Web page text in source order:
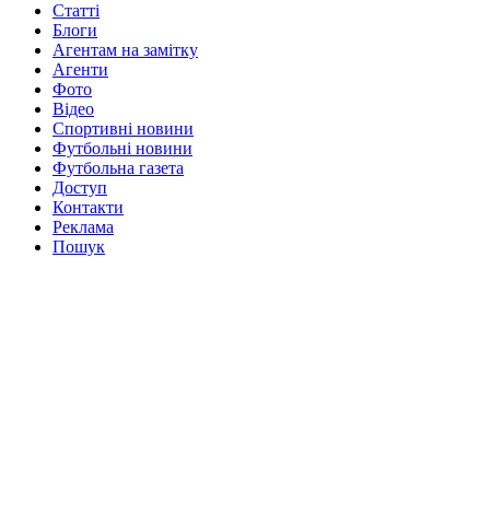
Статті
Блоги
Агентам на замітку
Агенти
Фото
Відео
Спортивні новини
Футбольні новини
Футбольна газета
Доступ
Контакти
Реклама
Пошук